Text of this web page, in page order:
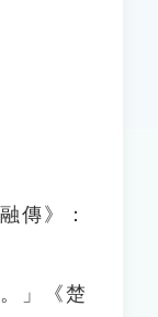
傳》：
」《楚